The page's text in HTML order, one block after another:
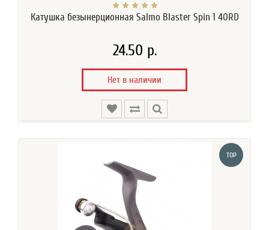
Катушка безынерционная Salmo Blaster Spin 1 40RD
24.50 р.
Нет в наличии
TOP